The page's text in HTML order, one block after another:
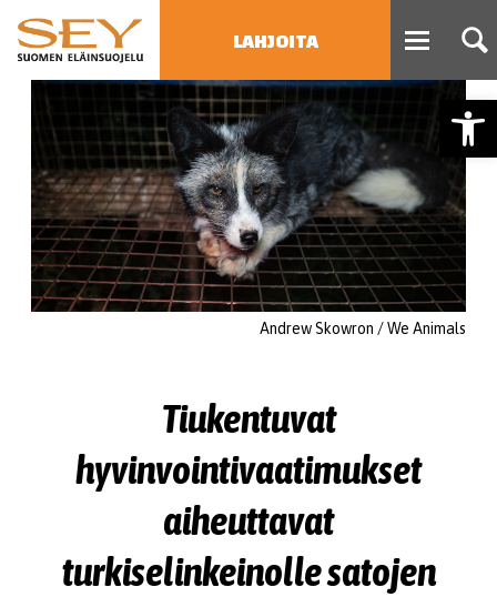
LAHJOITA
Type 2 or more characters
for results.
Andrew Skowron / We Animals
Tiukentuvat
hyvinvointivaatimukset
aiheuttavat
turkiselinkeinolle satojen